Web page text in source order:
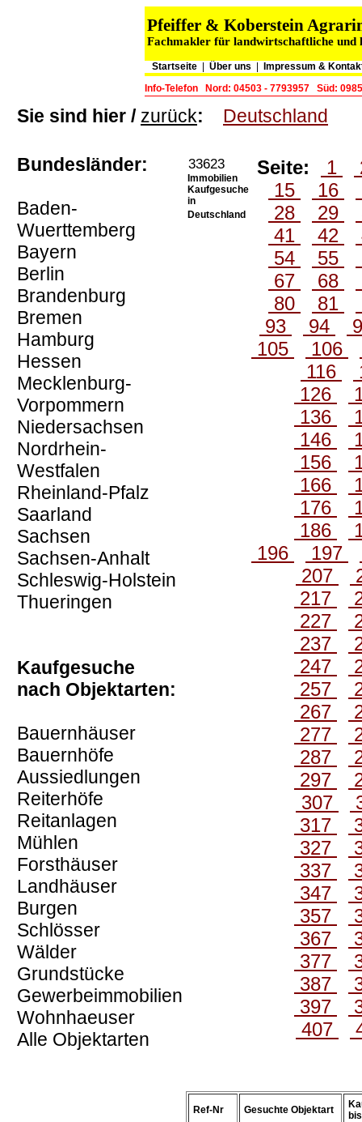
Pfeiffer & Koberstein
Fachmakler für landwirtschaftliche und
Startseite| Über uns
Impressum &
Info-Telefon
Nord: 04503 - 7793957 Süd:
Sie sind hier / zurück: Deutschland
Bundesländer:
Baden-
Wuerttemberg
Bayern
Berlin
Brandenburg
Bremen
Hamburg
Hessen
Mecklenburg-
Vorpommern
Niedersachsen
Nordrhein-
Westfalen
Rheinland-Pfalz
Saarland
Sachsen
Sachsen-Anhalt
Schleswig-Holstein
Thueringen
Kaufgesuche
nach Objektarten:
Bauernhäuser
Bauernhöfe
Aussiedlungen
Reiterhöfe
Reitanlagen
Mühlen
Forsthäuser
Landhäuser
Burgen
Schlösser
Wälder
Grundstücke
Gewerbeimmobilien
Wohnhaeuser
Alle Objektarten
33623
Immobilien
Kaufgesuche
in
Deutschland
Seite: 1
15
16
28
29
41
42
54
55
67
68
80
81
93
94
105
106
116
126
136
146
156
166
176
186
196
197
207
217
227
237
247
257
267
277
287
297
307
317
327
337
347
357
367
377
387
397
407
Ref-Nr Gesuchte Objektart